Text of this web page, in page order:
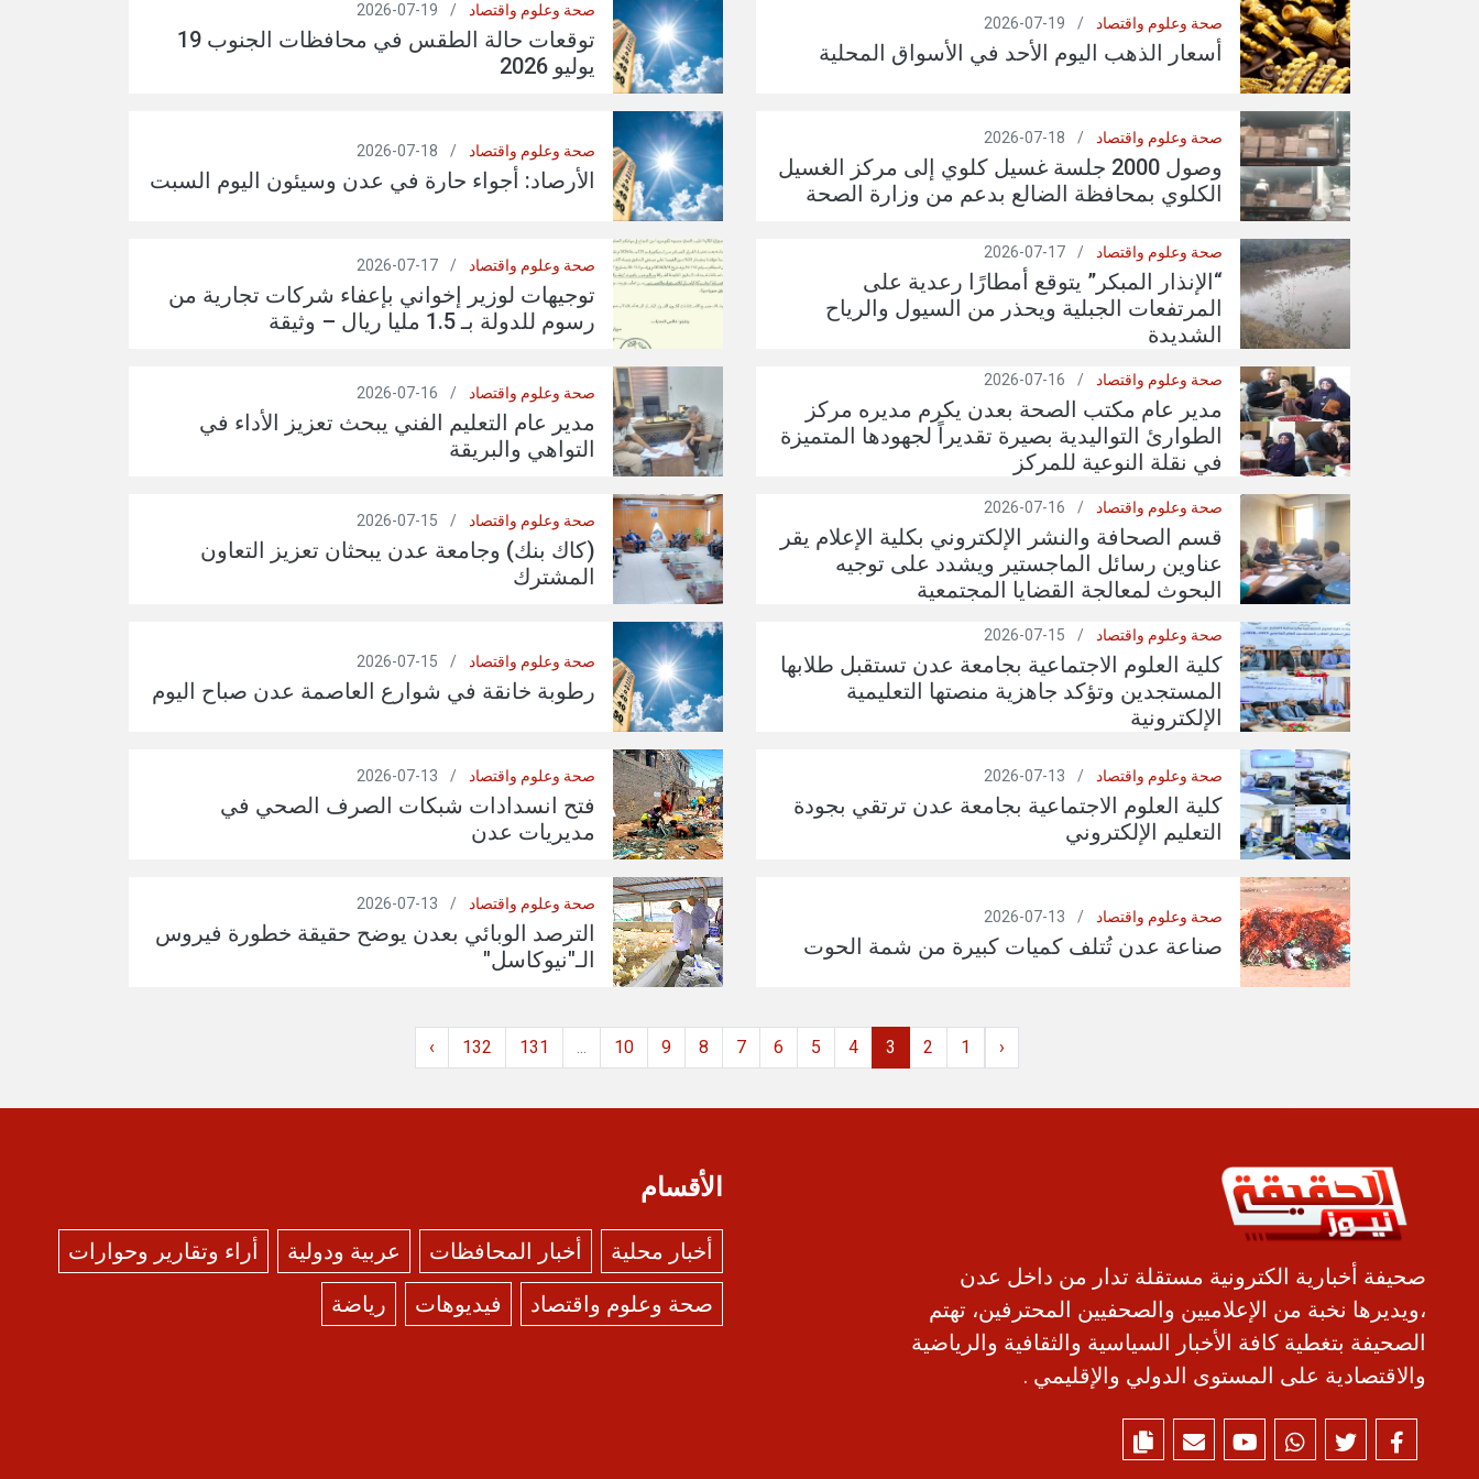
صحة وعلوم واقتصاد /
19-07-2026
أسعار الذهب اليوم الأحد في الأسواق المحلية
صحة وعلوم واقتصاد /
19-07-2026
توقعات حالة الطقس في محافظات الجنوب 19
يوليو 2026
صحة وعلوم واقتصاد /
18-07-2026
وصول 2000 جلسة غسيل كلوي إلى مركز الغسيل
الكلوي بمحافظة الضالع بدعم من وزارة الصحة
صحة وعلوم واقتصاد /
18-07-2026
الأرصاد: أجواء حارة في عدن وسيئون اليوم السبت
صحة وعلوم واقتصاد /
17-07-2026
“الإنذار المبكر” يتوقع أمطارًا رعدية على
المرتفعات الجبلية ويحذر من السيول والرياح
الشديدة
صحة وعلوم واقتصاد /
17-07-2026
توجيهات لوزير إخواني بإعفاء شركات تجارية من
رسوم للدولة بـ 1.5 مليا ريال – وثيقة
صحة وعلوم واقتصاد /
16-07-2026
مدير عام مكتب الصحة بعدن يكرم مديره مركز
الطوارئ التواليدية بصيرة تقديراً لجهودها المتميزة
في نقلة النوعية للمركز
صحة وعلوم واقتصاد /
16-07-2026
مدير عام التعليم الفني يبحث تعزيز الأداء في
التواهي والبريقة
صحة وعلوم واقتصاد /
16-07-2026
قسم الصحافة والنشر الإلكتروني بكلية الإعلام يقر
عناوين رسائل الماجستير ويشدد على توجيه
البحوث لمعالجة القضايا المجتمعية
صحة وعلوم واقتصاد /
15-07-2026
(كاك بنك) وجامعة عدن يبحثان تعزيز التعاون
المشترك
صحة وعلوم واقتصاد /
15-07-2026
كلية العلوم الاجتماعية بجامعة عدن تستقبل طلابها
المستجدين وتؤكد جاهزية منصتها التعليمية
الإلكترونية
صحة وعلوم واقتصاد /
15-07-2026
رطوبة خانقة في شوارع العاصمة عدن صباح اليوم
صحة وعلوم واقتصاد /
13-07-2026
كلية العلوم الاجتماعية بجامعة عدن ترتقي بجودة
التعليم الإلكتروني
صحة وعلوم واقتصاد /
13-07-2026
فتح انسدادات شبكات الصرف الصحي في
مديريات عدن
صحة وعلوم واقتصاد /
13-07-2026
صناعة عدن تُتلف كميات كبيرة من شمة الحوت
صحة وعلوم واقتصاد /
13-07-2026
الترصد الوبائي بعدن يوضح حقيقة خطورة فيروس
الـ"نيوكاسل"
‹
1
2
3
4
5
6
7
8
9
10
...
131
132
›
صحيفة أخبارية الكترونية مستقلة تدار من داخل عدن
،ويديرها نخبة من الإعلاميين والصحفيين المحترفين، تهتم
الصحيفة بتغطية كافة الأخبار السياسية والثقافية والرياضية
والاقتصادية على المستوى الدولي والإقليمي .
الأقسام
أخبار محلية أخبار المحافظات عربية ودولية
أراء وتقارير وحوارات
صحة وعلوم واقتصاد
فيديوهات رياضة